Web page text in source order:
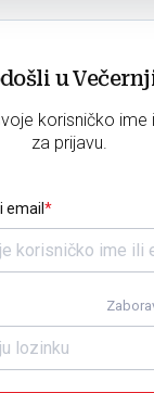
u
korisničko ime
za prijavu.
email